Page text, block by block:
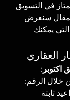
في التسويق
سنعرض
يمكنك
العقاري
اكتوبر:
خلال الرقم:
ثابتة